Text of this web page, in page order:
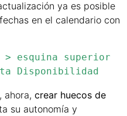
ya es posible
en el calendario con
> esquina superior
Disponibilidad
ahora, crear huecos de
su autonomía y